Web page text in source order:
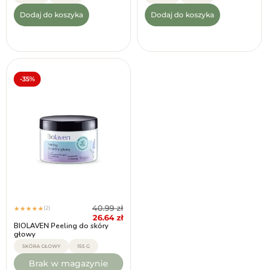
Dodaj do koszyka Dodaj do koszyka
-35%
★★★★★(2) 40.99zł
26.64 zł
BIOLAVEN Peeling do skóry
głowy
SKÓRA GŁOWY 155 G
Brak w magazynie